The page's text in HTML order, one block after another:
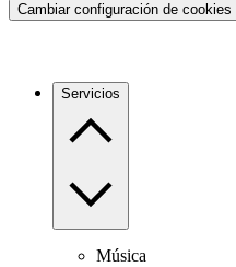
Cambiar configuración de cookies
Servicios
Música